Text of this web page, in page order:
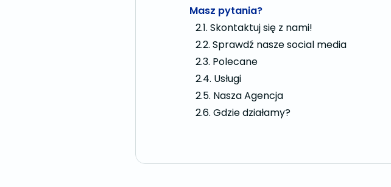
Masz pytania?
Skontaktuj się z nami!
Sprawdź nasze social media
Polecane
Usługi
Nasza Agencja
Gdzie działamy?